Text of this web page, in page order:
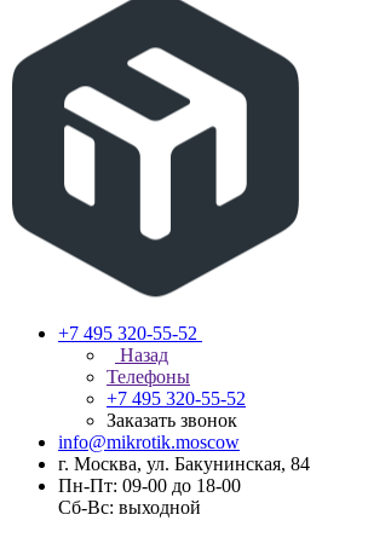
+7 495 320-55-52
Назад
Телефоны
+7 495 320-55-52
Заказать звонок
info@mikrotik.moscow
г. Москва, ул. Бакунинская, 84
Пн-Пт: 09-00 до 18-00
Сб-Вс: выходной